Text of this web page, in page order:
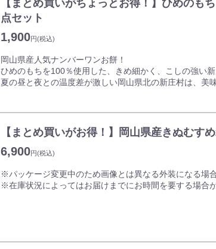
家族みんなで、ご近所の方へのお渡し用に、オトクな4
賞味期限は約3か月ございますのでお正月が過ぎてもお好
【まとめ買いがちょっとお得！】ひめのも
点セット
1,900円(税込)
岡山県産人気ナンバーワンお餅！
ひめのもちを100％使用した、きめ細かく、こしの強い新
夏の昼と夜との温度差が激しい岡山県北の新庄村は、美
新庄村杵つきしゃぶしゃぶ餅は、鍋料理はもちろん、お
餅です。
家族みんなで、ご近所の方へのお渡し用に、オトクな4点
【まとめ買いがお得！】岡山県産きぬむす
6,900円(税込)
※パッケージ変更中のため画像とは異なる外装になる場
※在庫状況によってはお届けまでにお時間を要する場合
くて美しく粘りの強いお米として高い食味評価を受けて